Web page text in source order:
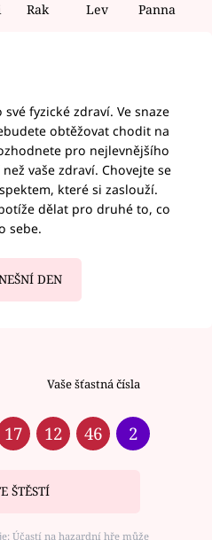
Rak Lev Panna
fyzické zdraví. Ve snaze
obtěžovat chodit na
pro nejlevnějšího
vaše zdraví. Chovejte se
které si zaslouží.
dělat pro druhé to, co
sebe.
DEN
Vaše šťastná čísla
17 12 46 2
ŠTĚSTÍ
Účastí na hazardní hře může